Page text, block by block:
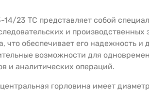
23 ТС представляет собой
и производственных
обеспечивает его надежность и
возможности для
и аналитических операций.
горловина имеет